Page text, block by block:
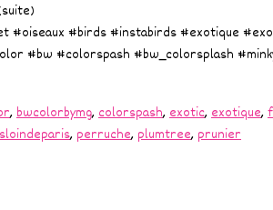
#oiseaux #birds #instabirds #exotique
#bw #colorspash #bw_colorsplash
,bwcolorbymg,colorspash,exotic,exotique,
, perruche, plumtree, prunier